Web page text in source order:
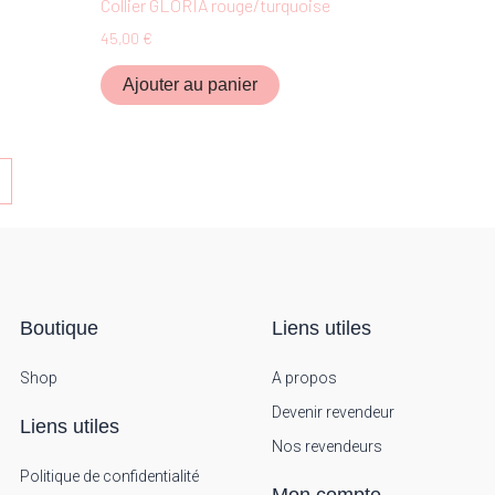
Collier GLORIA rouge/turquoise
45,00 €
Ajouter au panier
Boutique
Shop
Liens utiles
Politique de confidentialité
Liens utiles
A propos
Devenir revendeur
Nos revendeurs